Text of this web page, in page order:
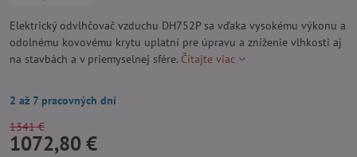
Elektrický odvlhčovač vzduchu DH752P sa vďaka vysokému výkonu a
odolnému kovovému krytu uplatní pre úpravu a zníženie vlhkosti aj
na stavbách a v priemyselnej sfére. Čítajte viac
2 až 7 pracovných dní
1341 €
1072,80 €